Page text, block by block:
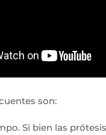
son:
Si bien las